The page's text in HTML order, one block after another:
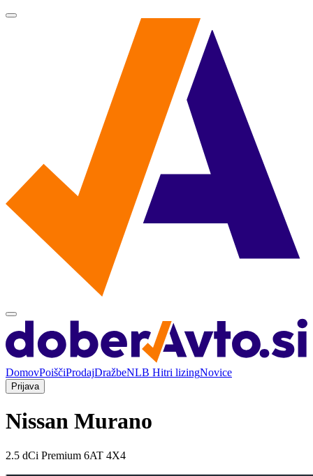
DomovPoiščiProdajDražbeNLB Hitri lizingNovice
Prijava
Nissan Murano
2.5 dCi Premium 6AT 4X4